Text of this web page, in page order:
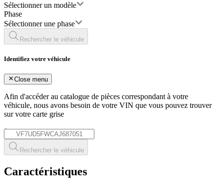
Sélectionner un modèle
Phase
Sélectionner une phase
Rechercher le véhicule
Identifiez votre véhicule
Close menu
Afin d'accéder au catalogue de pièces correspondant à votre
véhicule, nous avons besoin de votre VIN que vous pouvez trouver
sur votre carte grise
*
Rechercher le véhicule
Caractéristiques